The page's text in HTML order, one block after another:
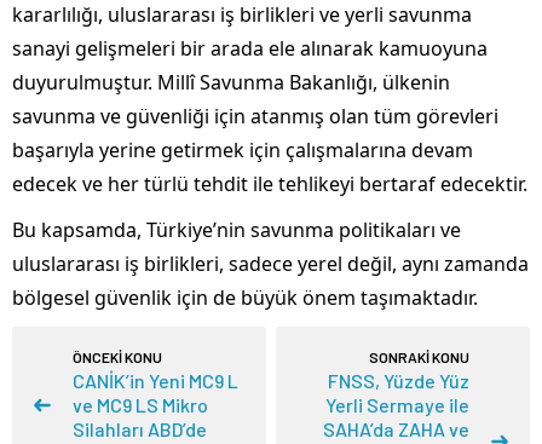
kararlılığı, uluslararası iş birlikleri ve yerli savunma
sanayi gelişmeleri bir arada ele alınarak kamuoyuna
duyurulmuştur. Millî Savunma Bakanlığı, ülkenin
savunma ve güvenliği için atanmış olan tüm görevleri
başarıyla yerine getirmek için çalışmalarına devam
edecek ve her türlü tehdit ile tehlikeyi bertaraf edecektir.
Bu kapsamda, Türkiye’nin savunma politikaları ve
uluslararası iş birlikleri, sadece yerel değil, aynı zamanda
bölgesel güvenlik için de büyük önem taşımaktadır.
ÖNCEKİ KONU
CANİK’in Yeni MC9 L
ve MC9 LS Mikro
Silahları ABD’de
SONRAKİ KONU
FNSS, Yüzde Yüz
Yerli Sermaye ile
SAHA’da ZAHA ve